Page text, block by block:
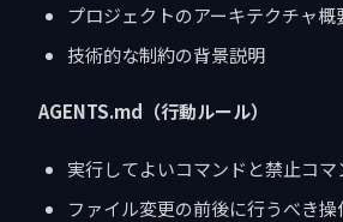
プロジェクトのアーキテクチャ概
技術的な制約の背景説明
AGENTS.md（行動ルール）
実行してよいコマンドと禁止コマ
ファイル変更の前後に行うべき操